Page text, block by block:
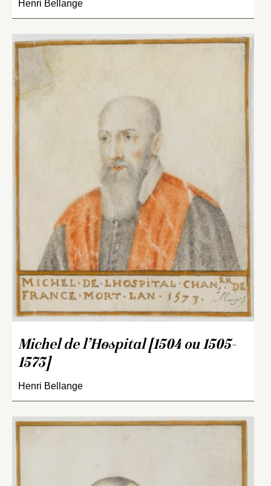
Henri Bellange
Michel de l’Hospital [1504 ou 1505-
1573]
Henri Bellange